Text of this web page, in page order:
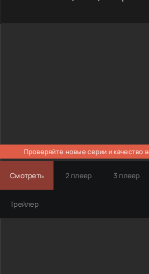
Проверяйте новые серии и качество
Смотреть 2 плеер 3 плеер
Трейлер